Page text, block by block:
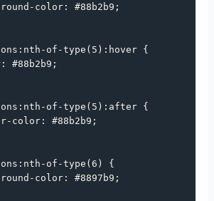
color : #88b2b9 ;
: nth-of-type ( 5 ): hover {
: #88b2b9 ;
: nth-of-type ( 5 ): after {
color: #88b2b9 ;
: nth-of-type (6 ) {
color : #8897b9 ;